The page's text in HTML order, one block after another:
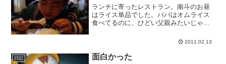
ランチに寄ったレストラン。南斗のお昼
はライス単品でした。パパはオムライス
食べてるのに、ひどい父親みたいじゃな
2011.02.13
日記 面白かった